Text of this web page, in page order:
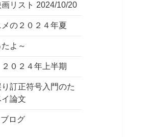
リスト 2024/10/20
の２０２４年夏
よ～
０２４年上半期
訂正符号入門のた
論文
ログ